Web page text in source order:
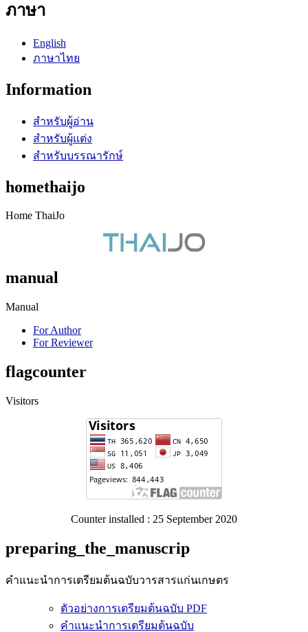
ภาษา
English
ภาษาไทย
Information
สำหรับผู้อ่าน
สำหรับผู้แต่ง
สำหรับบรรณารักษ์
homethaijo
Home ThaiJo
manual
Manual
For Author
For Reviewer
flagcounter
Visitors
Counter installed : 25 September 2020
preparing_the_manuscrip
คำแนะนำการเตรียมต้นฉบับวารสารแก่นเกษตร
ตัวอย่างการเตรียมต้นฉบับ PDF
คำแนะนำการเตรียมต้นฉบับ